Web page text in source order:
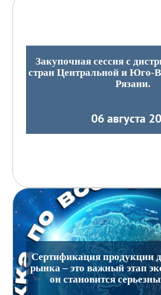
Закупочная сессия с
стран Центральной и Юго-
Рязани.
06 августа
Сертификация продукции
рынка – это важный этап
он становится